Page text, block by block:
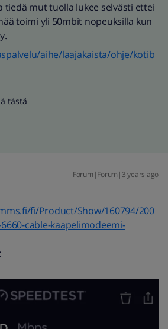
tiedä mut tuolla lukee selvästi ettei
toimi yli 50mbit nopeuksilla kun
aihe/laajakaista/ohje/kotib
tästä
Forum|Forum|3 years ago
fi/Product/Show/160794/200
cable-kaapelimodeemi-